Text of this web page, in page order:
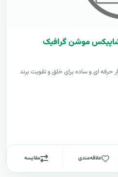
حرفه ای و ساده برای خلق و تقویت برند
علاقه‌مندی مقایسه